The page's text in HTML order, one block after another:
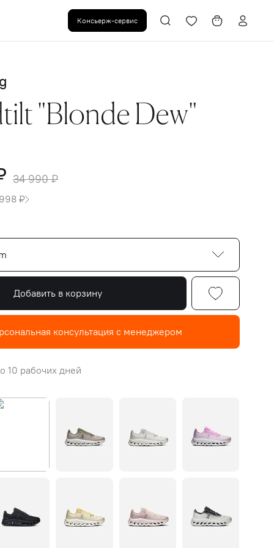
Консьерж-сервис
"Blonde Dew"
34 990 ₽
₽
Добавить в корзину
консультация с менеджером
10 рабочих дней